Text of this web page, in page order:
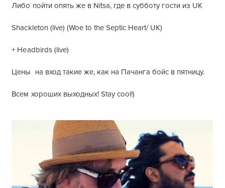
Либо пойти опять же в Nitsa, где в субботу гости из UK
Shackleton (live) (Woe to the Septic Heart/ UK)
+ Headbirds (live)
Цены на вход такие же, как на Пачанга бойс в пятницу.
Всем хороших выходных! Stay cool!)